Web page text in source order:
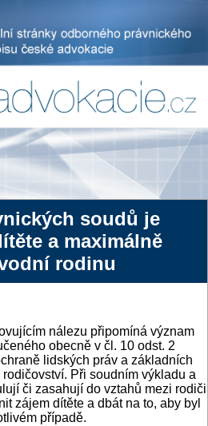
soudů je
a maximálně
rodinu
nálezu připomíná význam
obecně v čl. 10 odst. 2
lidských práv a základních
Při soudním výkladu a
či zasahují do vztahů mezi rodiči
zájem dítěte a dbát na to, aby byl
případě.